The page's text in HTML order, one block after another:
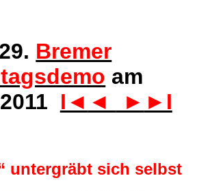
Bremer
am
I◄ ◄ ► ►I
untergräbt sich selbst